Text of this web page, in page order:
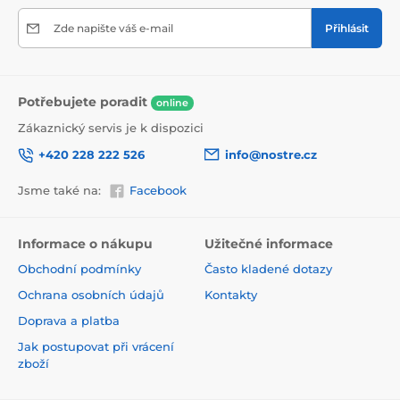
Použitá tisková metoda je ekologická, a proto jsou
přísné normy a mají VOC i GREENGUARD GOLD
certifikaci. Navíc jsou bez obsahu PVC a lepidlo je na
Zde napište váš e-mail Přihlásit
Potřebujete poradit online
Zákaznický servis je k dispozici
+420 228 222 526
info@nostre.cz
Jsme také na: Facebook
Informace o nákupu
Obchodní podmínky
Ochrana osobních údajů
Doprava a platba
Jak postupovat při vrácení
zboží
Užitečné informace
Často kladené dotazy
Kontakty